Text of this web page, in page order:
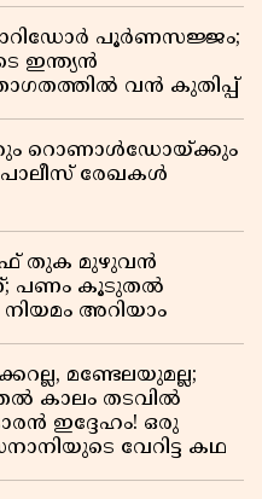
പൂർണസജ്ജം;
ഇന്ത്യൻ
വൻ കുതിപ്പ്
റൊണാൾഡോയ്ക്കും
രേഖകൾ
എഫ് തുക മുഴുവൻ
പണം കൂടുതൽ
അറിയാം
മണ്ടേലയുമല്ല;
കാലം തടവിൽ
ഇദ്ദേഹം! ഒരു
വേറിട്ട കഥ